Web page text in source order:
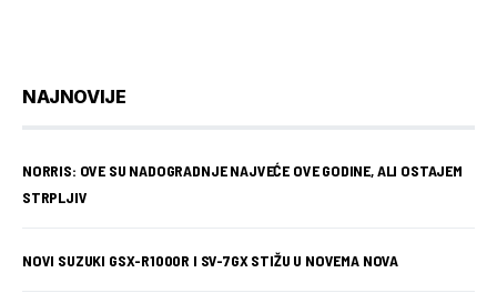
NAJNOVIJE
NORRIS: OVE SU NADOGRADNJE NAJVEĆE OVE GODINE, ALI OSTAJEM
STRPLJIV
NOVI SUZUKI GSX-R1000R I SV-7GX STIŽU U NOVEMA NOVA